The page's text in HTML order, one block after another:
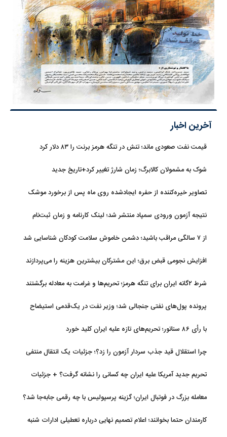
آخرین اخبار
قیمت نفت صعودی ماند؛ تنش در تنگه هرمز برنت را ۸۳ دلار کرد
شوک به مشمولان کالابرگ؛ زمان شارژ تغییر کرد+تاریخ جدید
تصاویر خیره‌کننده از حفره ایجادشده روی ماه پس از برخورد موشک
نتیجه آزمون ورودی سمپاد منتشر شد؛ لینک کارنامه و زمان ثبت‌نام
از ۷ سالگی مراقب باشید؛ دشمن خاموش سلامت کودکان شناسایی شد
افزایش نجومی قبض برق؛ این مشترکان بیشترین هزینه را می‌پردازند
شرط ۲گانه ایران برای تنگه هرمز؛ تحریم‌ها و غرامت به معادله برگشتند
پرونده پول‌های نفتی جنجالی شد؛ وزیر نفت در یک‌قدمی استیضاح
با رأی ۸۶ سناتور؛ تحریم‌های تازه علیه ایران کلید خورد
چرا استقلال قید جذب سردار آزمون را زد؟؛ جزئیات یک انتقال منتفی
تحریم جدید آمریکا علیه ایران چه کسانی را نشانه گرفت؟ + جزئیات
معامله بزرگ در فوتبال ایران؛ گزینه پرسپولیس با چه رقمی جابه‌جا شد؟
کارمندان حتما بخوانند؛ اعلام تصمیم نهایی درباره تعطیلی ادارات شنبه